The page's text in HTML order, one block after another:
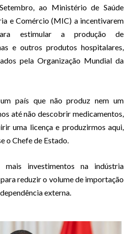
ao Ministério de Saúde
e Comércio (MIC) a incentivarem
estimular a produção de
e outros produtos hospitalares,
pela Organização Mundial da
país que não produz nem um
até não descobrir medicamentos,
uma licença e produzirmos aqui,
o Chefe de Estado.
mais investimentos na indústria
reduzir o volume de importação
externa.